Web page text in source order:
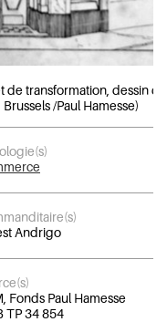
de transformation, dessin
/Paul Hamesse)
Andrigo
Fonds Paul Hamesse
TP 34 854